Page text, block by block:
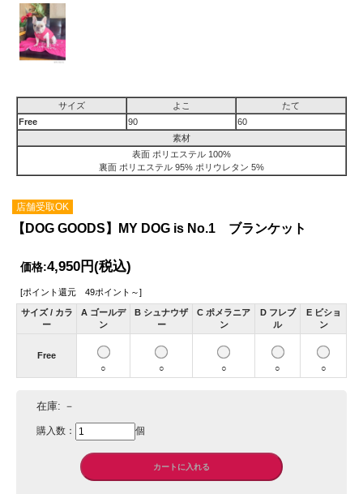
サイズ よこ
たて
Free
90
60
素材
表面 ポリエステル 100%
裏面 ポリエステル 95% ポリウレタン 5%
店舗受取OK
【DOG GOODS】MY DOG is No.1 ブランケット
価格:4,950円(税込)
[ポイント還元 49ポイント～]
サイズ / カラ
ー
A ゴールデ
ン
B シュナウザ
ー
C ポメラニア
ン
D フレブ
ル
E ビショ
ン
Free
○
○ ○ ○ ○
在庫: －
購入数： 個